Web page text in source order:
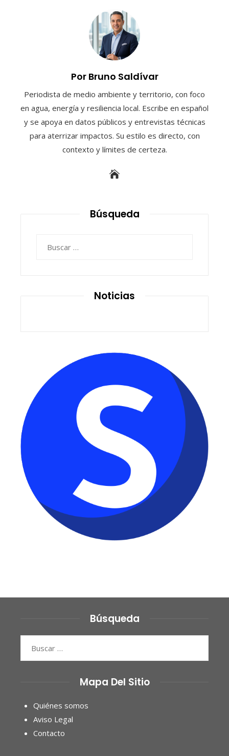
Por Bruno Saldívar
Periodista de medio ambiente y territorio, con foco
en agua, energía y resiliencia local. Escribe en español
y se apoya en datos públicos y entrevistas técnicas
para aterrizar impactos. Su estilo es directo, con
contexto y límites de certeza.
Búsqueda
Noticias
Búsqueda
Mapa Del Sitio
Quiénes somos
Aviso Legal
Contacto